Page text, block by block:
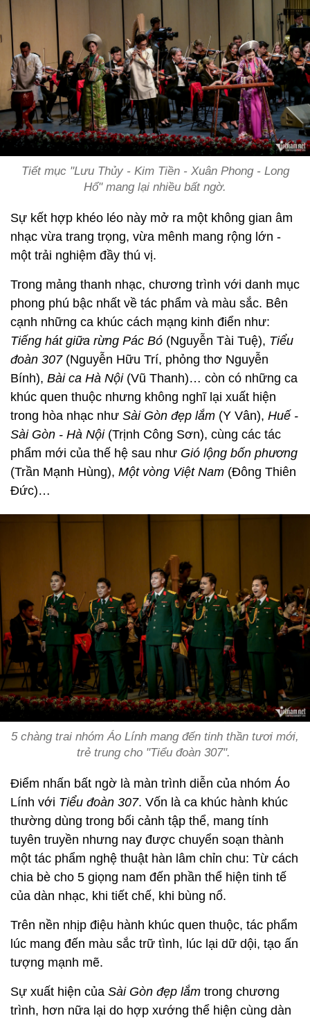
Tiết mục "Lưu Thủy - Kim Tiền - Xuân Phong - Long
Hổ" mang lại nhiều bất ngờ.
Sự kết hợp khéo léo này mở ra một không gian âm
nhạc vừa trang trọng, vừa mênh mang rộng lớn -
một trải nghiệm đầy thú vị.
Trong mảng thanh nhạc, chương trình với danh mục
phong phú bậc nhất về tác phẩm và màu sắc. Bên
cạnh những ca khúc cách mạng kinh điển như:
Tiếng hát giữa rừng Pác Bó (Nguyễn Tài Tuệ), Tiểu
đoàn 307(Nguyễn Hữu Trí, phỏng thơ Nguyễn
Bính), Bài ca Hà Nội (Vũ Thanh)… còn có những ca
khúc quen thuộc nhưng không nghĩ lại xuất hiện
trong hòa nhạc như Sài Gòn đẹp lắm (Y Vân), Huế -
Sài Gòn - Hà Nội (Trịnh Công Sơn), cùng các tác
phẩm mới của thế hệ sau như Gió lộng bốn phương
(Trần Mạnh Hùng), Một vòng Việt Nam (Đông Thiên
Đức)…
5 chàng trai nhóm Áo Lính mang đến tinh thần tươi mới,
trẻ trung cho "Tiểu đoàn 307".
Điểm nhấn bất ngờ là màn trình diễn của nhóm Áo
Lính với Tiểu đoàn 307. Vốn là ca khúc hành khúc
thường dùng trong bối cảnh tập thể, mang tính
tuyên truyền nhưng nay được chuyển soạn thành
một tác phẩm nghệ thuật hàn lâm chỉn chu: Từ cách
chia bè cho 5 giọng nam đến phần thể hiện tinh tế
của dàn nhạc, khi tiết chế, khi bùng nổ.
Trên nền nhịp điệu hành khúc quen thuộc, tác phẩm
lúc mang đến màu sắc trữ tình, lúc lại dữ dội, tạo ấn
tượng mạnh mẽ.
Sự xuất hiện của Sài Gòn đẹp lắm trong chương
trình, hơn nữa lại do hợp xướng thể hiện cùng dàn